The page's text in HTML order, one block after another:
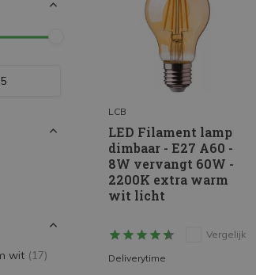
wit (17)
LCB
LED Filament lamp
dimbaar - E27 A60 -
8W vervangt 60W -
2200K extra warm
wit licht
Vergelijk
Deliverytime